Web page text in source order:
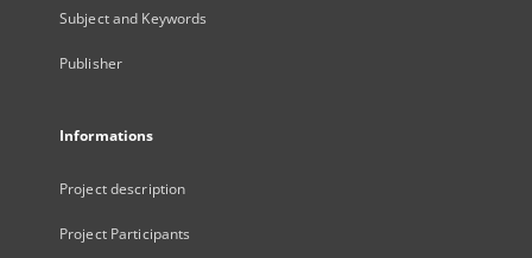
Subject and Keywords
Publisher
Informations
Project description
Project Participants